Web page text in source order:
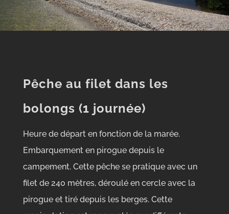
Pêche au filet dans les
bolongs (1 journée)
Heure de départ en fonction de la marée.
Embarquement en pirogue depuis le
campement. Cette pêche se pratique avec un
filet de 240 mètres, déroulé en cercle avec la
pirogue et tiré depuis les berges. Cette